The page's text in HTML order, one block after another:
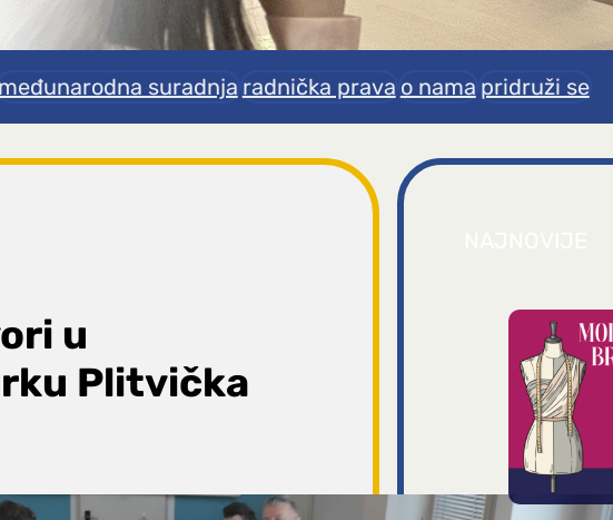
međunarodna suradnja radnička prava o nama pridruži se
u
Plitvička